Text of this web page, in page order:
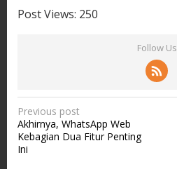
Post Views: 250
Follow Us
P
o
s
Previous post
Akhirnya, WhatsApp Web
Kebagian Dua Fitur Penting
Ini